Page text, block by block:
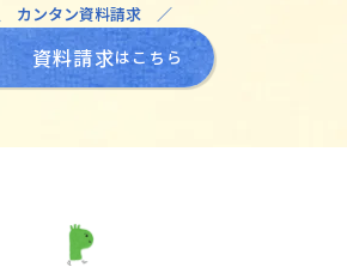
カンタン資料請求 ／
資料請求はこちら